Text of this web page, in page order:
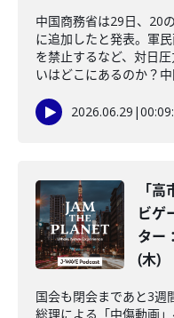
中国商務省は29日、20
に追加したと発表。軍
を禁止するなど、対日
いはどこにあるのか？
2026.06.29 |
「
ビゲ
ター
(木)
国会も閉会まであと3週
総理による「中傷動画